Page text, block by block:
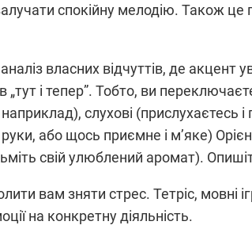
спокійну мелодію. Також
власних відчуттів, де акцент
„тут і тепер”. Тобто, ви
слухові (прислухаєтесь і
або щось приємне і м’яке)
свій улюблений аромат).
вам зняти стрес. Тетріс,
на конкретну діяльність.